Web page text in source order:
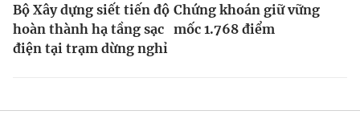
Bộ Xây dựng siết tiến độ
hoàn thành hạ tầng sạc
điện tại trạm dừng nghỉ
Chứng khoán giữ vững
mốc 1.768 điểm